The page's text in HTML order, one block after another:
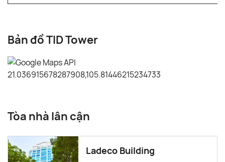
Bản đồ TID Tower
Tòa nhà lân cận
Ladeco Building